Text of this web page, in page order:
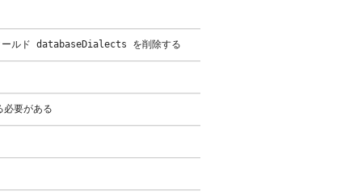
ールド databaseDialects を削除する
必要がある